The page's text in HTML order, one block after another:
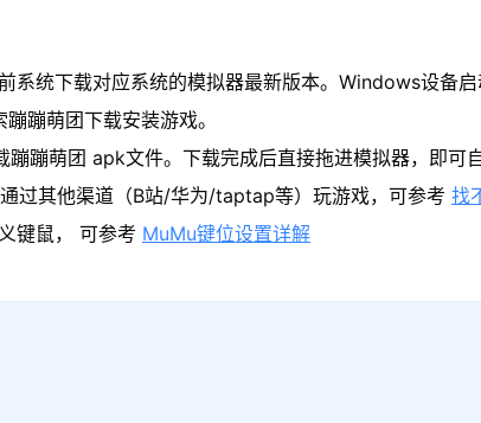
统下载对应系统的模拟器最新版本。Windows设备
蹦萌团下载安装游戏。
蹦萌团 apk文件。下载完成后直接拖进模拟器，即可
过其他渠道（B站/华为/taptap等）玩游戏，可参考 找
键鼠， 可参考 MuMu键位设置详解